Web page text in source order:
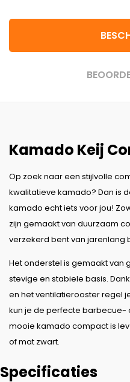
Kamado Keij
Op zoek naar een stijlvolle
kwalitatieve kamado? Dan is
kamado echt iets voor jou!
zijn gemaakt van duurzaam
verzekerd bent van jarenlang
Het onderstel is gemaakt van
stevige en stabiele basis.
en het ventilatierooster regel
kun je de perfecte barbecue-
mooie kamado compact is
of mat zwart.
Specificaties